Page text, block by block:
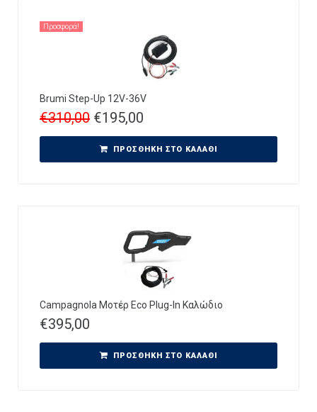
Προσφορά!
Brumi Step-Up 12V-36V
€310,00 €195,00
ΠΡΟΣΘΉΚΗ ΣΤΟ ΚΑΛΆΘΙ
Campagnola Μοτέρ Eco Plug-In Καλώδιο
€395,00
ΠΡΟΣΘΉΚΗ ΣΤΟ ΚΑΛΆΘΙ